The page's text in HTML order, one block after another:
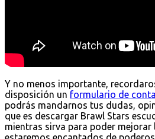
Y no menos importante,
disposición un formulario de
podrás mandarnos tus dudas,
que es descargar Brawl Stars
mientras sirva para poder mejorar